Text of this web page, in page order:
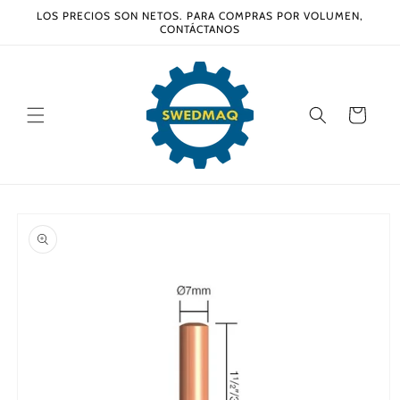
directamente
LOS PRECIOS SON NETOS. PARA COMPRAS POR VOLUMEN,
CONTÁCTANOS
Carrito
a la
información